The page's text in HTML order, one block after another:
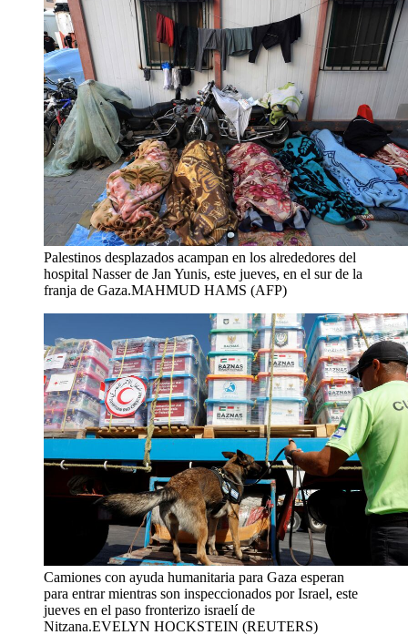
Palestinos desplazados acampan en los alrededores del
hospital Nasser de Jan Yunis, este jueves, en el sur de la
franja de Gaza.MAHMUD HAMS (AFP)
Camiones con ayuda humanitaria para Gaza esperan
para entrar mientras son inspeccionados por Israel, este
jueves en el paso fronterizo israelí de
Nitzana.EVELYN HOCKSTEIN (REUTERS)